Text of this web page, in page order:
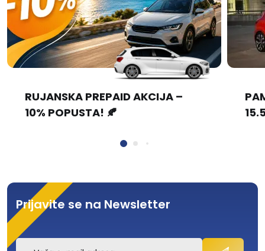
RUJANSKA PREPAID AKCIJA –
10% POPUSTA! 🍂
Prijavite se na Newsletter